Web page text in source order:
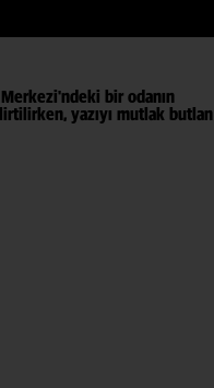
Merkezi'ndeki bir odanın
yazıyı mutlak butlan